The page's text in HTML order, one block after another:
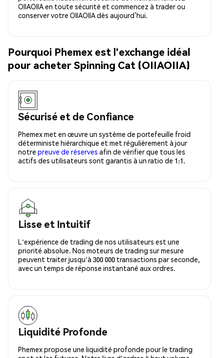
OIIAOIIA en toute sécurité et commencez à trader ou
conserver votre OIIAOIIA dès aujourd’hui.
Pourquoi Phemex est l'exchange idéal
pour acheter Spinning Cat (OIIAOIIA)
Sécurisé et de Confiance
Phemex met en œuvre un système de portefeuille froid
déterministe hiérarchique et met régulièrement à jour
notre preuve de réserves afin de vérifier que tous les
actifs des utilisateurs sont garantis à un ratio de 1:1.
Lisse et Intuitif
L'expérience de trading de nos utilisateurs est une
priorité absolue. Nos moteurs de trading sur mesure
peuvent traiter jusqu'à 300 000 transactions par seconde,
avec un temps de réponse instantané aux ordres.
Liquidité Profonde
Phemex propose une liquidité profonde pour le trading